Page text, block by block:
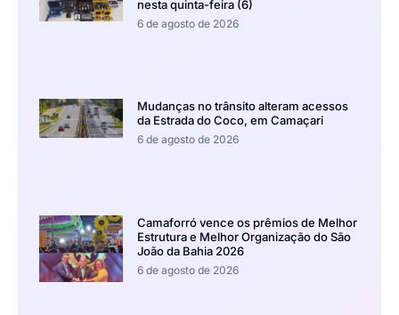
nesta quinta-feira (6)
6 de agosto de 2026
Mudanças no trânsito alteram acessos
da Estrada do Coco, em Camaçari
6 de agosto de 2026
Camaforró vence os prêmios de Melhor
Estrutura e Melhor Organização do São
João da Bahia 2026
6 de agosto de 2026